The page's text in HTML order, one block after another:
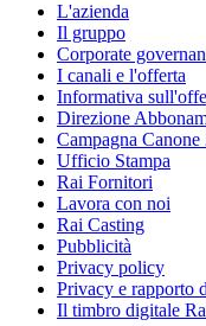
L'azienda
Il gruppo
Corporate
I canali e l'offerta
Informativa
Direzione
Campagna Canone
Ufficio Stampa
Rai Fornitori
Lavora con noi
Rai Casting
Pubblicità
Privacy policy
Privacy e rapporto
Il timbro digitale